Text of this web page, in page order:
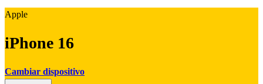
Apple
iPhone 16
Cambiar dispositivo